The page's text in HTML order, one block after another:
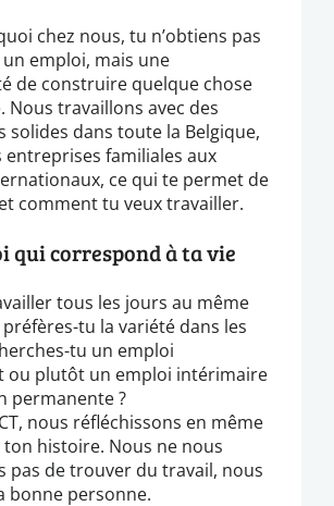
chez nous, tu n’obtiens pas
emploi, mais une
de construire quelque chose
Nous travaillons avec des
solides dans toute la Belgique,
entreprises familiales aux
ce qui te permet de
comment tu veux travailler.
qui correspond à ta vie
tous les jours au même
tu la variété dans les
tu un emploi
ou plutôt un emploi intérimaire
permanente ?
nous réfléchissons en même
histoire. Nous ne nous
pas de trouver du travail, nous
bonne personne.